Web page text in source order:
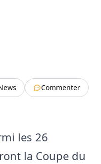
Commenter
les 26
la Coupe du